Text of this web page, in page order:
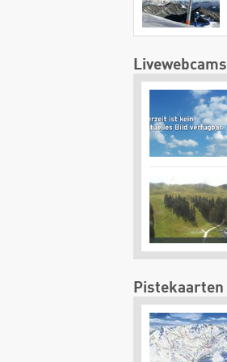
Livewebcams
Pistekaarten